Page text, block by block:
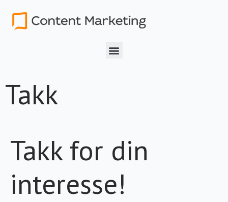
Takk
Takk for din
interesse!